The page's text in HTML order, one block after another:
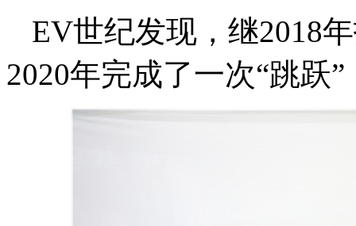
EV世纪发现，继2018
2020年完成了一次“跳跃